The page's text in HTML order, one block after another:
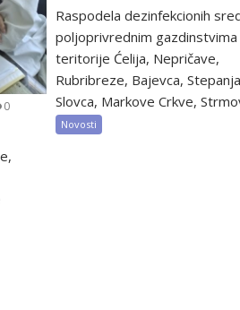
0
Raspodela dezinfekcionih
poljoprivrednim gazdinstvima
teritorije Ćelija, Nepričave,
Rubribreze, Bajevca,
Slovca, Markove Crkve,
Novosti